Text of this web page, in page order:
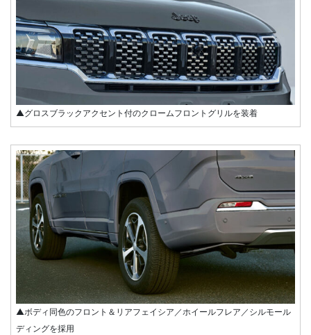
▲グロスブラックアクセント付のクロームフロントグリルを装着
▲ボディ同色のフロント＆リアフェイシア／ホイールフレア／シルモール
ディングを採用